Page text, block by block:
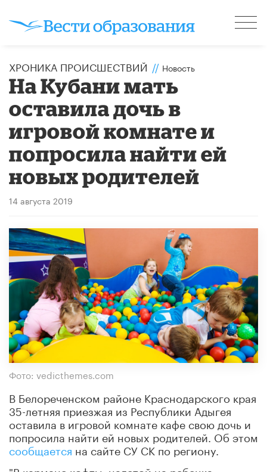
ХРОНИКА ПРОИСШЕСТВИЙ // Новость
На Кубани мать
оставила дочь в
игровой комнате и
попросила найти ей
новых родителей
14 августа 2019
Фото: vedicthemes.com
В Белореченском районе Краснодарского края
35-летняя приезжая из Республики Адыгея
оставила в игровой комнате кафе свою дочь и
попросила найти ей новых родителей. Об этом
сообщается на сайте СУ СК по региону.